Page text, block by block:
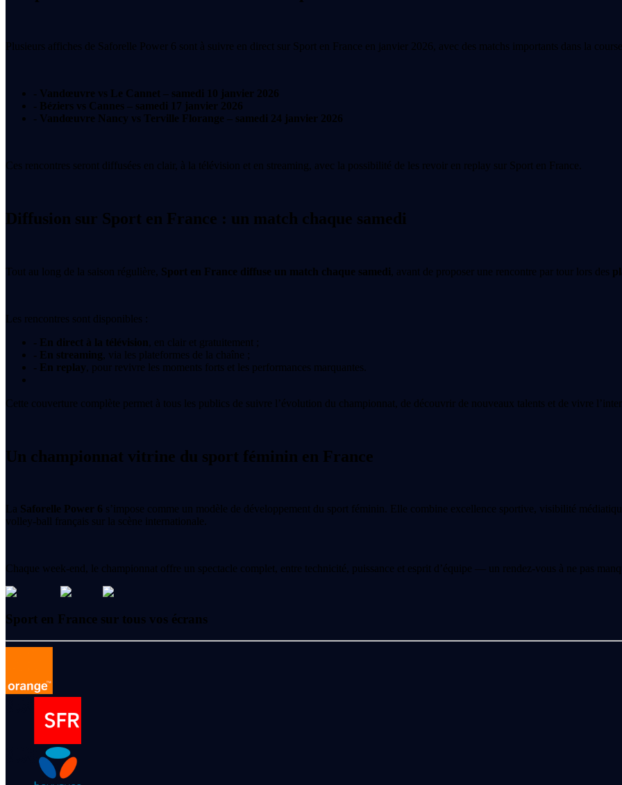
Plusieurs affiches de Saforelle Power 6 sont à suivre en direct sur Sport en France en janvier 2026, avec des matchs importants dans la
- Vandœuvre vs Le Cannet – samedi 10 janvier 2026
- Béziers vs Cannes – samedi 17 janvier 2026
- Vandœuvre Nancy vs Terville Florange – samedi 24 janvier 2026
Ces rencontres seront diffusées en clair, à la télévision et en streaming, avec la possibilité de les revoir en replay sur Sport en France.
Diffusion sur Sport en France : un match chaque samedi
Tout au long de la saison régulière, Sport en France diffuse un match chaque samedi, avant de proposer une rencontre par tour lors des
Les rencontres sont disponibles :
- En direct à la télévision, en clair et gratuitement ;
- En streaming, via les plateformes de la chaîne ;
- En replay, pour revivre les moments forts et les performances marquantes.
Cette couverture complète permet à tous les publics de suivre l’évolution du championnat, de découvrir de nouveaux talents et de vivre
Un championnat vitrine du sport féminin en France
La Saforelle Power 6 s’impose comme un modèle de développement du sport féminin. Elle combine excellence sportive, visibilité
volley-ball français sur la scène internationale.
Chaque week-end, le championnat offre un spectacle complet, entre technicité, puissance et esprit d’équipe — un rendez-vous à ne pas
Sport en France sur tous vos écrans